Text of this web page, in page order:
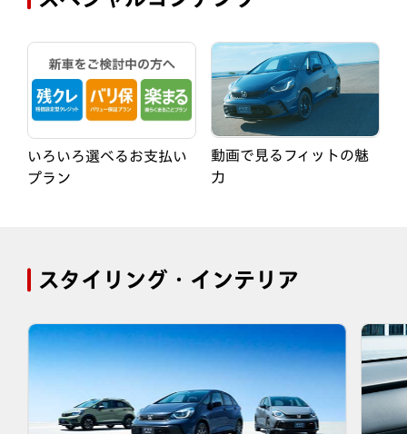
いろいろ選べるお支払い
プラン
動画で見るフィットの魅
力
スタイリング・インテリア